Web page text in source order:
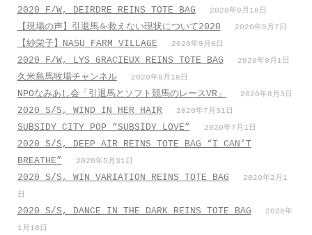
2020 F/W, DEIRDRE REINS TOTE BAG 2020年9月18日
【現場の声】引退馬を救えない現状について2020 2020年9月7日
【紗栄子】NASU FARM VILLAGE 2020年9月6日
2020 F/W, LYS GRACIEUX REINS TOTE BAG 2020年9月1日
久米島馬牧場チャンネル 2020年8月18日
NPOなみあし会「引退馬とソフト競馬のレースVR」 2020年8月3日
2020 S/S, WIND IN HER HAIR 2020年7月31日
SUBSIDY CITY POP “SUBSIDY LOVE” 2020年7月1日
2020 S/S, DEEP AIR REINS TOTE BAG “I CAN’T
BREATHE”
2020年5月31日
2020 S/S, WIN VARIATION REINS TOTE BAG
2020年2月1
日
2020 S/S, DANCE IN THE DARK REINS TOTE BAG
2020年
1月18日